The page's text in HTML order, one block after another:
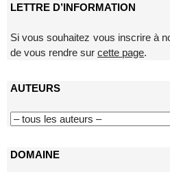
LETTRE D’INFORMATION
Si vous souhaitez vous inscrire à
de vous rendre sur cette page.
AUTEURS
DOMAINE